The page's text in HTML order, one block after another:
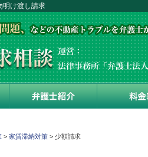
明け渡し請求
> 家賃滞納対策 > 少額請求